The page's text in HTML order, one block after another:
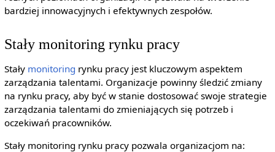
bardziej innowacyjnych i efektywnych zespołów.
Stały monitoring rynku pracy
Stały monitoring rynku pracy jest kluczowym aspektem
zarządzania talentami. Organizacje powinny śledzić zmiany
na rynku pracy, aby być w stanie dostosować swoje strategie
zarządzania talentami do zmieniających się potrzeb i
oczekiwań pracowników.
Stały monitoring rynku pracy pozwala organizacjom na: